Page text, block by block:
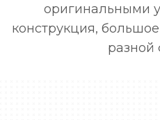
оригинальными
конструкция,